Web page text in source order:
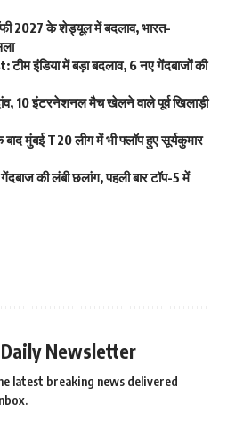
2027 के शेड्यूल में बदलाव, भारत-
इंडिया में बड़ा बदलाव, 6 नए गेंदबाजों की
10 इंटरनेशनल मैच खेलने वाले पूर्व खिलाड़ी
मुंबई T20 लीग में भी फ्लॉप हुए सूर्यकुमार
की लंबी छलांग, पहली बार टॉप-5 में
Newsletter
latest breaking news delivered